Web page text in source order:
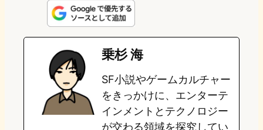
n
e
s
t
o
d
o
n
u
e
s
k
y
e
o
o
k
e
a
乗杉 海
SF小説やゲームカルチャー
をきっかけに、エンターテ
インメントとテクノロジー
が交わる領域を探究してい